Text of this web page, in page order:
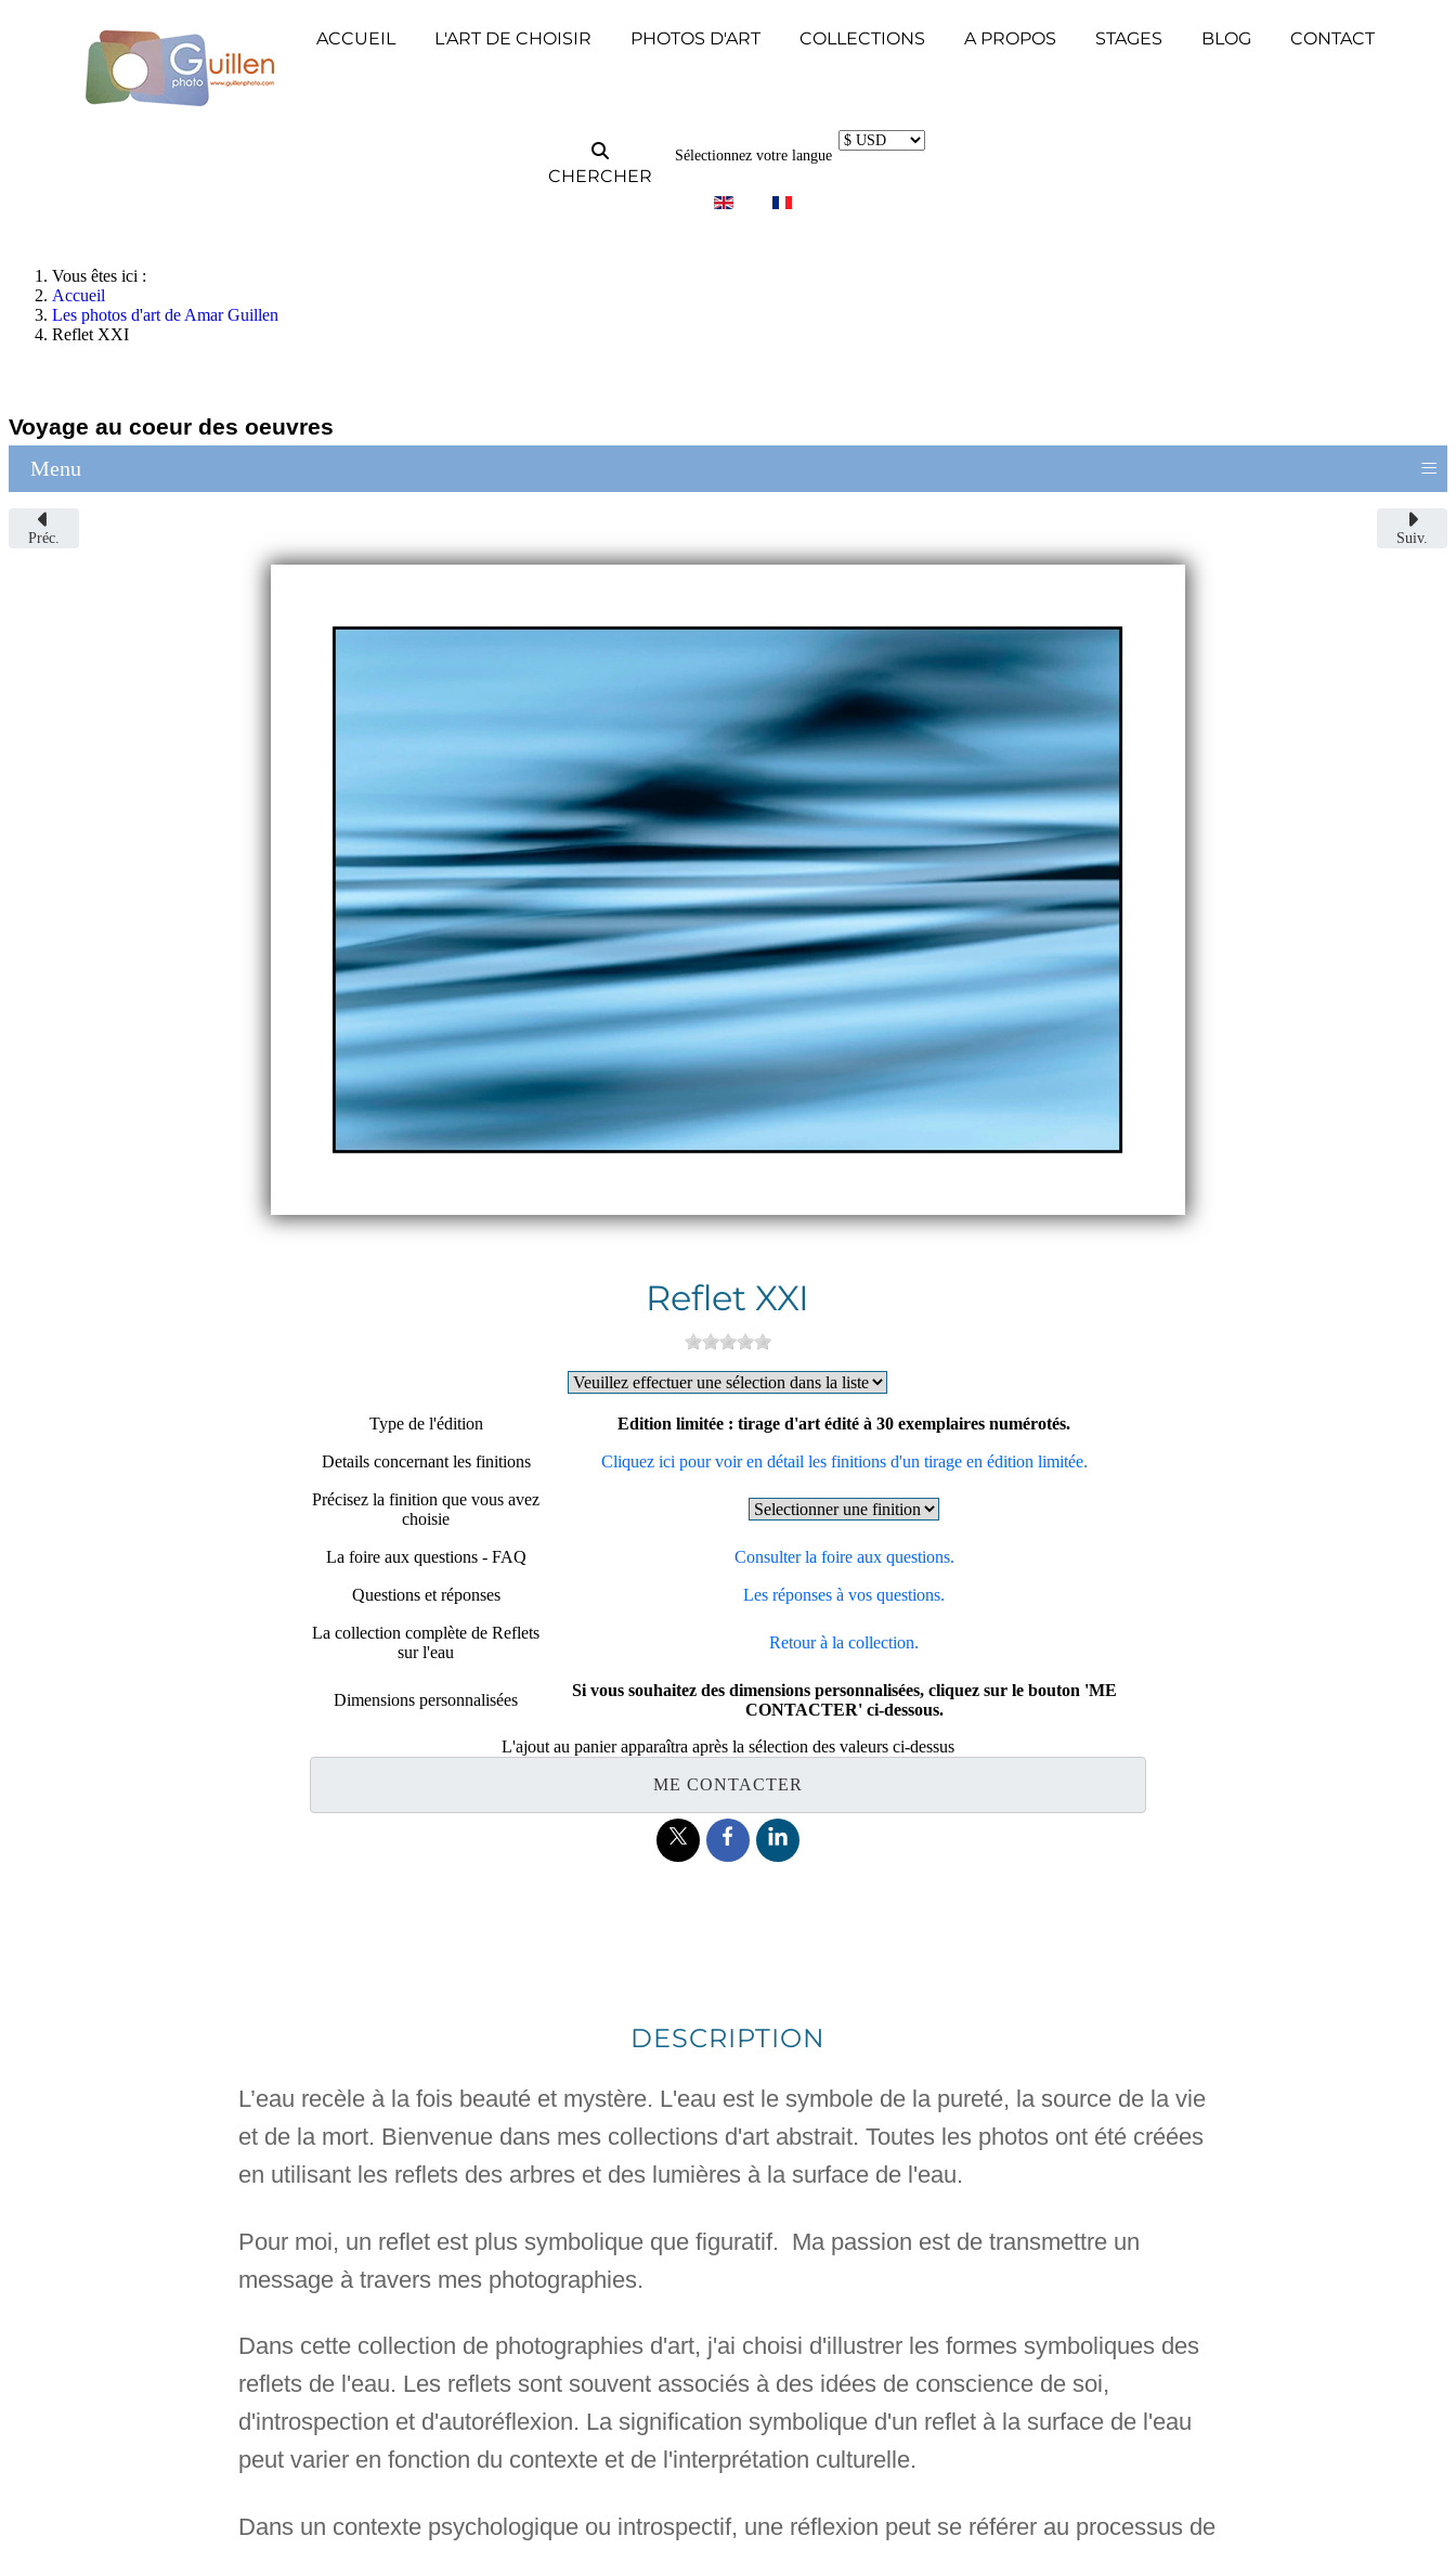
ACCUEIL L'ART DE CHOISIR PHOTOS D'ART COLLECTIONS A PROPOS STAGES BLOG CONTACT
CHERCHER
Sélectionnez votre langue
Vous êtes ici :
Accueil
Les photos d'art de Amar Guillen
Reflet XXI
Voyage au coeur des oeuvres
Menu ≡
Préc. Suiv.
Reflet XXI
Type de l'édition Edition limitée : tirage d'art édité à 30 exemplaires numérotés.
Details concernant les finitions Cliquez ici pour voir en détail les finitions d'un tirage en édition limitée.
Précisez la finition que vous avez
choisie
La foire aux questions - FAQ Consulter la foire aux questions.
Questions et réponses Les réponses à vos questions.
La collection complète de Reflets
sur l'eau
Retour à la collection.
Dimensions personnalisées
Si vous souhaitez des dimensions personnalisées, cliquez sur le bouton 'ME
CONTACTER' ci-dessous.
L'ajout au panier apparaîtra après la sélection des valeurs ci-dessus
ME CONTACTER
DESCRIPTION
L’eau recèle à la fois beauté et mystère. L'eau est le symbole de la pureté, la source de la vie
et de la mort. Bienvenue dans mes collections d'art abstrait. Toutes les photos ont été créées
en utilisant les reflets des arbres et des lumières à la surface de l'eau.
Pour moi, un reflet est plus symbolique que figuratif. Ma passion est de transmettre un
message à travers mes photographies.
Dans cette collection de photographies d'art, j'ai choisi d'illustrer les formes symboliques des
reflets de l'eau. Les reflets sont souvent associés à des idées de conscience de soi,
d'introspection et d'autoréflexion. La signification symbolique d'un reflet à la surface de l'eau
peut varier en fonction du contexte et de l'interprétation culturelle.
Dans un contexte psychologique ou introspectif, une réflexion peut se référer au processus de